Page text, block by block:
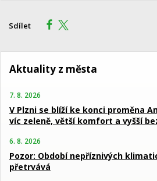
Sdílet
Aktuality z města
7. 8. 2026
V Plzni se blíží ke konci proměna
víc zeleně, větší komfort a vyšší
6. 8. 2026
Pozor: Období nepříznivých
přetrvává